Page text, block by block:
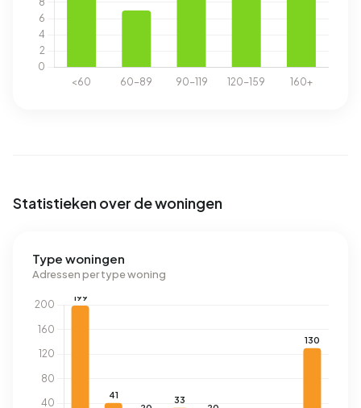
Statistieken over de woningen
Type woningen
Adressen per type woning